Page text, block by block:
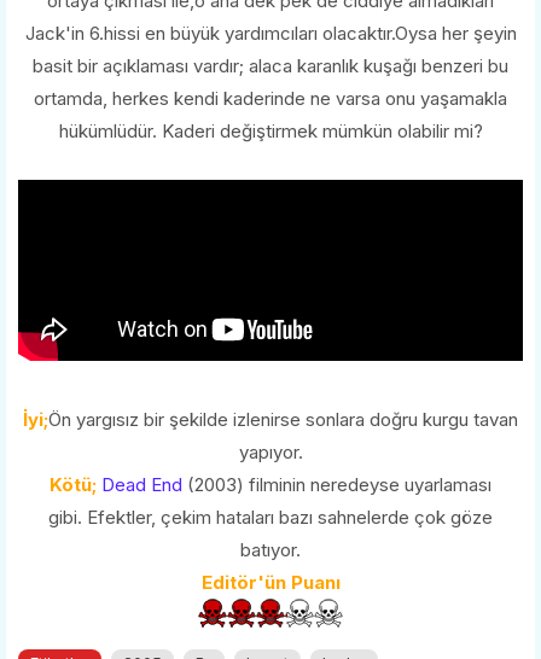
Jack'in 6.hissi en büyük yardımcıları olacaktır.Oysa her şeyin
basit bir açıklaması vardır; alaca karanlık kuşağı benzeri bu
ortamda, herkes kendi kaderinde ne varsa onu yaşamakla
hükümlüdür. Kaderi değiştirmek mümkün olabilir mi?
İyi;Ön yargısız bir şekilde izlenirse sonlara doğru kurgu tavan
yapıyor.
Kötü; Dead End (2003) filminin neredeyse uyarlaması
gibi. Efektler, çekim hataları bazı sahnelerde çok göze
batıyor.
Editör'ün Puanı